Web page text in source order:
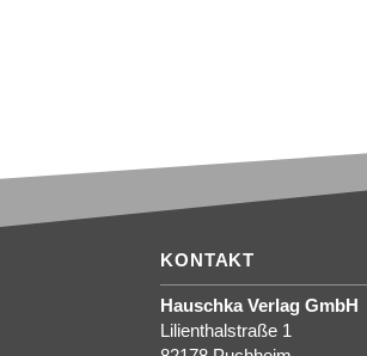
KONTAKT
Hauschka Verlag GmbH
Lilienthalstraße 1